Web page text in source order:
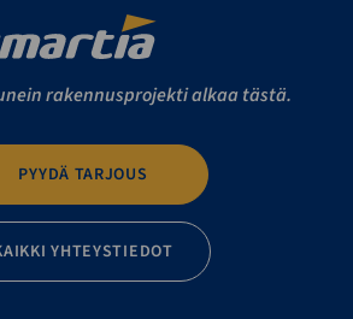
rakennusprojekti alkaa tästä.
PYYDÄ TARJOUS
YHTEYSTIEDOT